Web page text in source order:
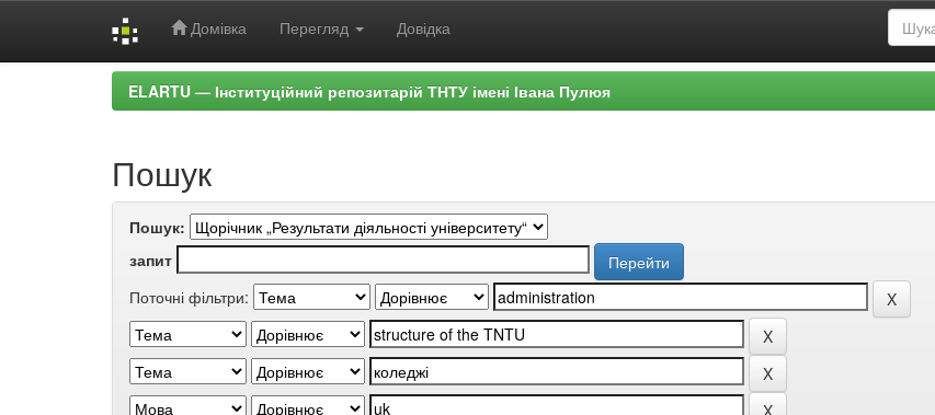
Домівка Перегляд Довідка
ELARTU — Інституційний репозитарій ТНТУ імені Івана Пулюя
Пошук
Пошук:
запит
Поточні фільтри: